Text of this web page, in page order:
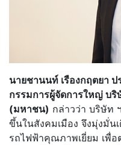
นายชานนท์ เรืองกฤตยา
กรรมการผู้จัดการใหญ่ บริ
(มหาชน) กล่าวว่า บริษัท
ขึ้นในสังคมเมือง จึงมุ่งมั่
รถไฟฟ้าคุณภาพเยี่ยม เพื่